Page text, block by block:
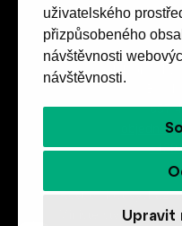
uživatelského
přizpůsobeného
návštěvnosti
návštěvnosti.
Upravit
Spolek přátel
657
+420
Revue Host vychází
Ministerstva kultury